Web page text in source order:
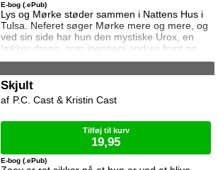
Lys og Mørke støder sammen i Nattens Hus i
Tulsa. Neferet søger Mørke mere og mere, og
ved sin side har hun den mystiske Urox, en
lækker dreng, som igennem andres frygt og
sorg kan forvandle sig til en brutal og farlig tyr.
Afsløringsritual skal prøve at finde frem til
morderen. Neferet vil gøre alt for at det ikke
sker, så hun sender Mørke og Urox – og
E-bog (.ePub)
Skjult
E-bog (.ePub)
P.C. Cast & Kristin Cast
Tilføj til kurv
19,95